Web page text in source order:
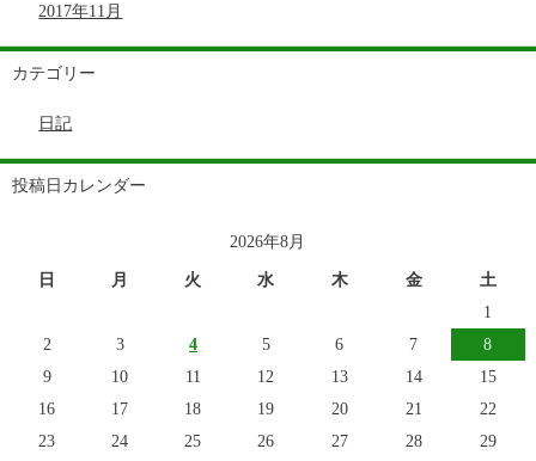
2017年11月
カテゴリー
日記
投稿日カレンダー
2026年8月
日 月 火 水 木 金
土
1
2
3 4 5 6 7
8
9
10 11 12 13 14
15
16
17 18 19 20 21
22
23
24 25 26 27 28 29